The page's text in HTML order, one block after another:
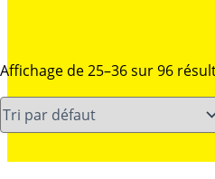
Affichage de 25–36 sur 96